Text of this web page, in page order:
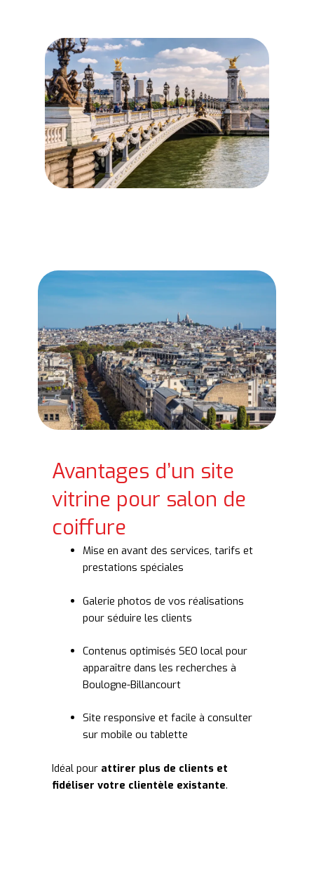
Avantages d’un site
vitrine pour salon de
coiffure
Mise en avant des services, tarifs et
prestations spéciales
Galerie photos de vos réalisations
pour séduire les clients
Contenus optimisés SEO local pour
apparaître dans les recherches à
Boulogne-Billancourt
Site responsive et facile à consulter
sur mobile ou tablette
Idéal pour attirer plus de clients et
fidéliser votre clientèle existante.